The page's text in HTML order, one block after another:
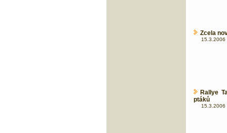
Zcela
15.3.2006
Rallye
ptáků
15.3.2006